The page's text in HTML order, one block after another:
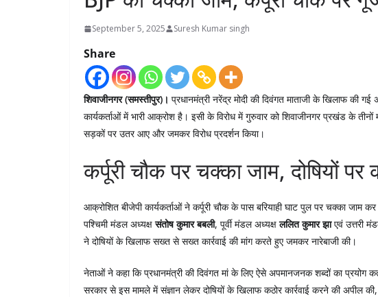
September 5, 2025 Suresh Kumar singh
Share
शिवाजीनगर (समस्तीपुर)। प्रधानमंत्री नरेंद्र मोदी की दिवंगत माताजी के खिलाफ की गई
कार्यकर्ताओं में भारी आक्रोश है। इसी के विरोध में गुरुवार को शिवाजीनगर प्रखंड के तीनों
सड़कों पर उतर आए और जमकर विरोध प्रदर्शन किया।
कर्पूरी चौक पर चक्का जाम, दोषियों पर
आक्रोशित बीजेपी कार्यकर्ताओं ने कर्पूरी चौक के पास बरियाही घाट पुल पर चक्का जाम
पश्चिमी मंडल अध्यक्षसंतोष कुमार बबली, पूर्वी मंडल अध्यक्षललित कुमार झाएवं उत्तरी
ने दोषियों के खिलाफ सख्त से सख्त कार्रवाई की मांग करते हुए जमकर नारेबाजी की।
नेताओं ने कहा कि प्रधानमंत्री की दिवंगत मां के लिए ऐसे अपमानजनक शब्दों का प्रयोग
सरकार से इस मामले में संज्ञान लेकर दोषियों के खिलाफ कठोर कार्रवाई करने की अपील